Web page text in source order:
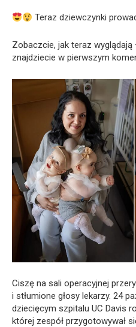
Teraz dziewczynki
Zobaczcie, jak teraz
znajdziecie w pierwszym
Ciszę na sali operacyjnej
i stłumione głosy lekarzy. 24
dziecięcym szpitalu UC Davis
której zespół przygotowywał